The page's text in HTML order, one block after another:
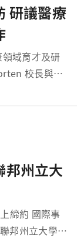
研議醫療
域育才及研
副院長接待。
邦州立大
國際事